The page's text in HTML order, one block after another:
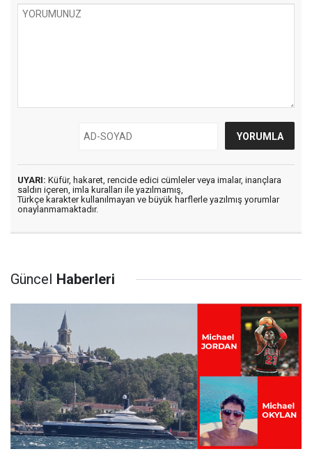
UYARI: Küfür, hakaret, rencide edici cümleler veya imalar, inançlara
saldırı içeren, imla kuralları ile yazılmamış,
Türkçe karakter kullanılmayan ve büyük harflerle yazılmış yorumlar
onaylanmamaktadır.
Güncel Haberleri